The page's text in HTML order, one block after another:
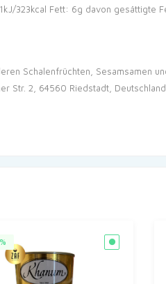
323kcal Fett: 6g davon gesättigte
Schalenfrüchten, Sesamsamen
Str. 2, 64560 Riedstadt, Deutschland